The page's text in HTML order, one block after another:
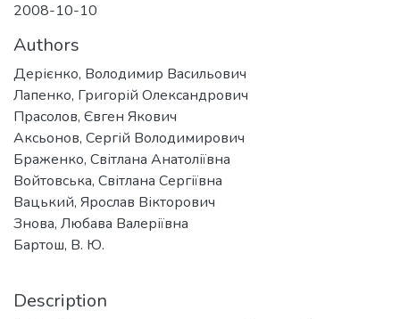
2008-10-10
Authors
Дерієнко, Володимир Васильович
Лапенко, Григорій Олександрович
Прасолов, Євген Якович
Аксьонов, Сергій Володимирович
Браженко, Світлана Анатоліївна
Войтовська, Світлана Сергіївна
Вацький, Ярослав Вікторович
Знова, Любава Валеріївна
Бартош, В. Ю.
Description